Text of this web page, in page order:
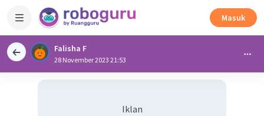
Masuk
Falisha F
28 November 2023 21:53
Iklan